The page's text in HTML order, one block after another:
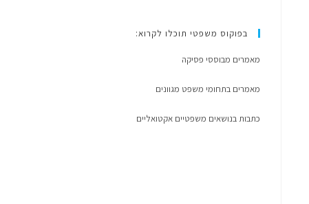
בפוקוס משפטי תוכלו לקרוא:
מאמרים מבוססי פסיקה
מאמרים בתחומי משפט מגוונים
כתבות בנושאים משפטיים אקטואליים